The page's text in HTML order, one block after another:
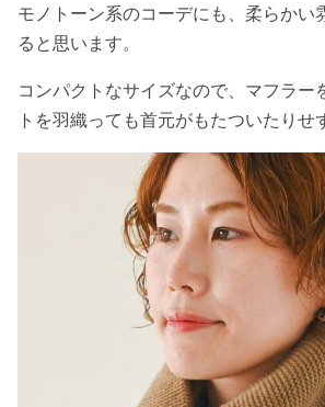
モノトーン系のコーデにも、柔らかい
ると思います。
コンパクトなサイズなので、マフラー
トを羽織っても首元がもたついたりせ